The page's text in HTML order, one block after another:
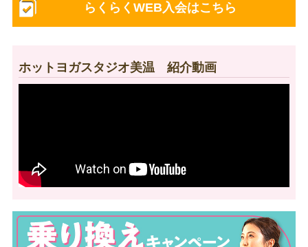
らくらくWEB入会はこちら
ホットヨガスタジオ美温 紹介動画